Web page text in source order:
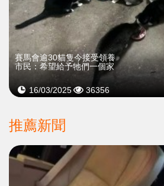
​賽馬會逾30貓隻今接受領養
市民：希望給予牠們一個家
16/03/2025 36356
推薦新聞